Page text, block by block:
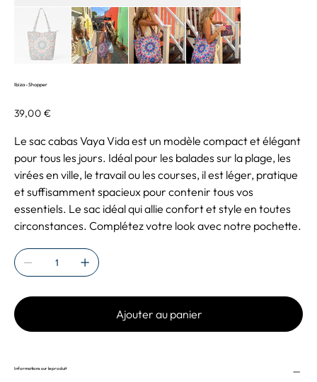
Ibiza - Shopper
Prix
39,00 €
Le sac cabas Vaya Vida est un modèle compact et élégant
pour tous les jours. Idéal pour les balades sur la plage, les
virées en ville, le travail ou les courses, il est léger, pratique
et suffisamment spacieux pour contenir tous vos
essentiels. Le sac idéal qui allie confort et style en toutes
circonstances. Complétez votre look avec notre pochette.
Ajouter au panier
Informations sur le produit